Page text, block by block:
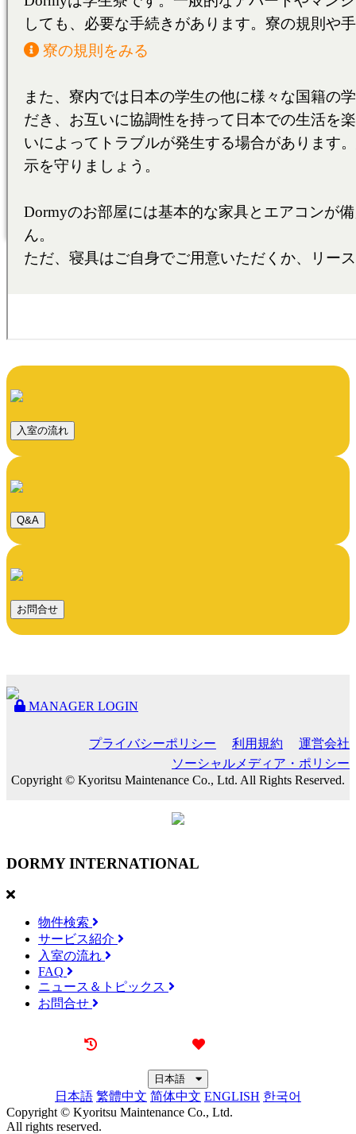
東京料理大学（神楽板キャンパス）
東京/神奈川/埼玉
東京料理大学（神楽板キャンパス）
東京/神奈川/埼玉
東京/神奈川/埼玉
東京料理大学（神楽板キャンパス）
東京/神奈川/埼玉
東京料理大学（神楽板キャンパス）
東京/神奈川/埼玉
東京料理大学（神楽板キャンパス）
東京料理大学（神楽板キャンパス）
東京/神奈川/埼玉
入室の流れ
Q&A
お問合せ
MANAGER LOGIN
プライバシーポリシー 利用規約
運営会社
ソーシャルメディア・ポリシー
Copyright © Kyoritsu Maintenance Co., Ltd. All Rights Reserved.
DORMY INTERNATIONAL
物件検索
サービス紹介
入室の流れ
FAQ
ニュース＆トピックス
お問合せ
日本語
日本語 繁體中文 简体中文 ENGLISH 한국어
Copyright © Kyoritsu Maintenance Co., Ltd.
All rights reserved.